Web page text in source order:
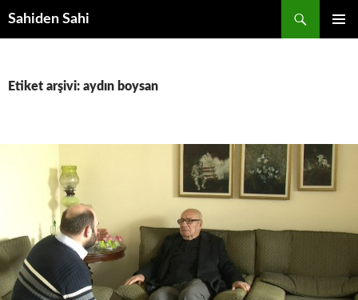
Sahiden Sahi
Etiket arşivi: aydın boysan